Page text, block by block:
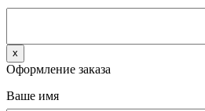
x
Оформление заказа
Ваше имя